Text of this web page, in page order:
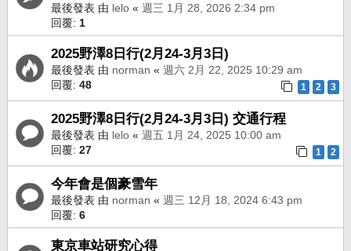
最後發表 由 lelo « 週三 1月 28, 2026 2:34 pm
回覆: 1
2025野澤8日行(2月24-3月3日)
最後發表 由 norman « 週六 2月 22, 2025 10:29 am
回覆: 48 1 2 3
2025野澤8日行(2月24-3月3日) 交通行程
最後發表 由 lelo « 週五 1月 24, 2025 10:00 am
回覆: 27 1 2
今年會是個豪雪年
最後發表 由 norman « 週三 12月 18, 2024 6:43 pm
回覆: 6
東京車站研究心得